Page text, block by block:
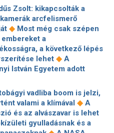
Zsolt: kikapcsolták a
arcfelismerő
◆ Most még csak szépen
a
a következő lépés
lehet ◆ A
István Egyetem adott
döntőjének
Az
felmelegedése egész évben
a tengeri élővilágot ◆ A
intelligencia kettéosztja
munkaerőpiacot◆A fogkő
vadliba boom is jelzi,
valami a klímával ◆ A
és az alvászavar is lehet
gyulladásnak és a